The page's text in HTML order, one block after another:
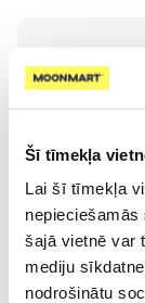
Šī tīmekļa
Lai šī tīmekļa
šajā vietnē var
mediju
nodrošinātu